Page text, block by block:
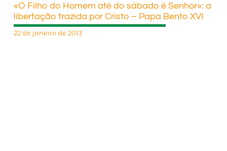
«O Filho do Homem até do sábado é Senhor»: a
libertação trazida por Cristo – Papa Bento XVI
22 de janeiro de 2013